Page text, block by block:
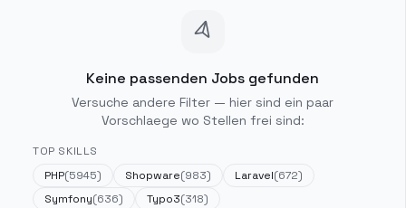
Keine passenden Jobs gefunden
Versuche andere Filter — hier sind ein paar
Vorschlaege wo Stellen frei sind:
TOP SKILLS
PHP(5945) Shopware(983) Laravel(672)
Symfony(636) Typo3(318)